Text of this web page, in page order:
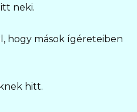
neki.
hogy mások ígéreteiben
hitt.